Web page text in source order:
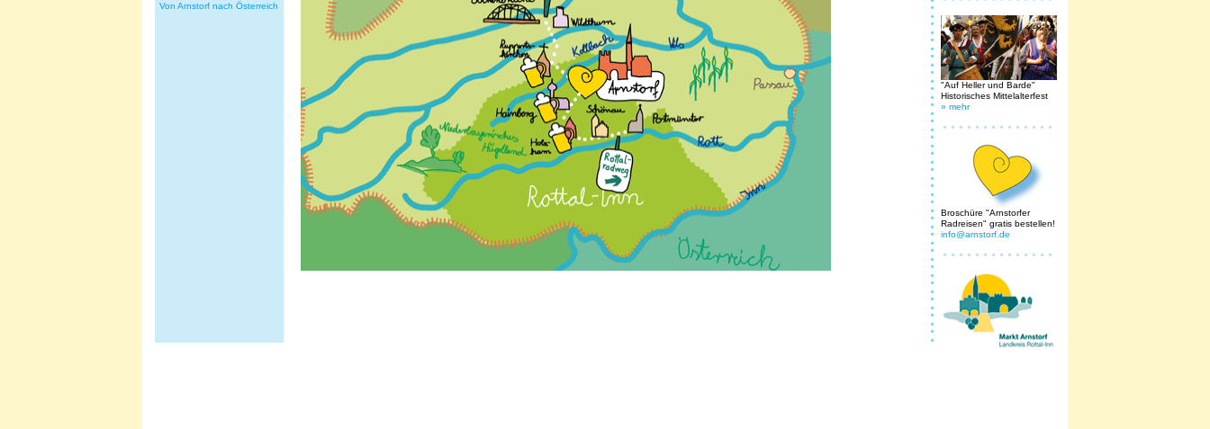
Von Arnstorf nach Österreich
"Auf Heller und Barde"
Historisches Mittelalterfest
» mehr
Broschüre "Arnstorfer
Radreisen" gratis bestellen!
info@arnstorf.de